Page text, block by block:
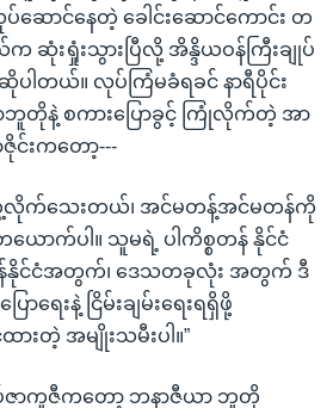
ောင်နေတဲ့ ခေါင်းဆောင်ကောင်း တ
းရှုံးသွားပြီလို့ အိန္ဒိယဝန်ကြီးချုပ်
ါတယ်။ လုပ်ကြံမခံရခင် နာရီပိုင်း
တိုနဲ့ စကားပြောခွင့် ကြုံလိုက်တဲ့ အာ
င်းကတော့---
လိုက်သေးတယ်၊ အင်မတန့်အင်မတန်ကို
ောက်ပါ။ သူမရဲ့ ပါကိစ္စတန် နိုင်ငံ
န်နိုင်ငံအတွက်၊ ဒေသတခုလုံး အတွက် ဒီ
ာရေးနဲ့ ငြိမ်းချမ်းရေးရရှိဖို့
ားတဲ့ အမျိုးသမီးပါ။”
ဇာကူဇီကတော့ ဘနာဇီယာ ဘူတို